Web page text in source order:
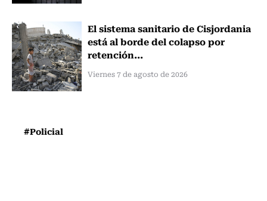
El sistema sanitario de Cisjordania
está al borde del colapso por
retención...
Viernes 7 de agosto de 2026
#Policial